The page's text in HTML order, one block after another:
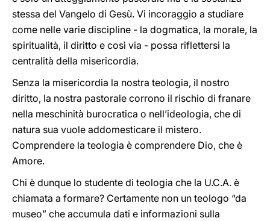
stessa del Vangelo di Gesù. Vi incoraggio a studiare
come nelle varie discipline - la dogmatica, la morale, la
spiritualità, il diritto e così via - possa riflettersi la
centralità della misericordia.
Senza la misericordia la nostra teologia, il nostro
diritto, la nostra pastorale corrono il rischio di franare
nella meschinità burocratica o nell’ideologia, che di
natura sua vuole addomesticare il mistero.
Comprendere la teologia è comprendere Dio, che è
Amore.
Chi è dunque lo studente di teologia che la U.C.A. è
chiamata a formare? Certamente non un teologo “da
museo” che accumula dati e informazioni sulla